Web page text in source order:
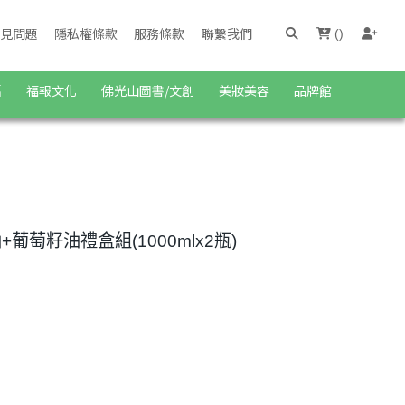
問題 隱私權條款 服務條款 聯繫我們 ()
福報文化 佛光山圖書/文創 美妝美容 品牌館
葡萄籽油禮盒組(1000mlx2瓶)